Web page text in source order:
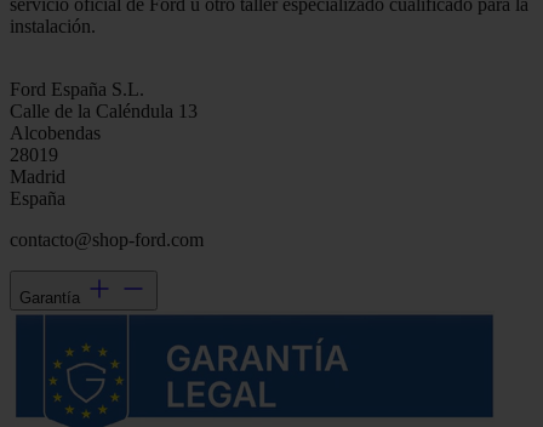
servicio oficial de Ford u otro taller especializado cualificado para la
instalación.
Ford España S.L.
Calle de la Caléndula 13
Alcobendas
28019
Madrid
España
contacto@shop-ford.com
Garantía